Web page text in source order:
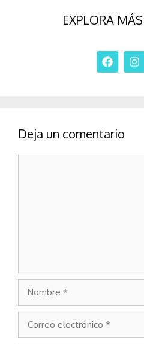
EXPLORA MÁS
Deja un comentario